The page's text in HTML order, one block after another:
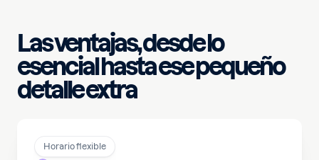
Las ventajas, desde lo
esencial hasta ese pequeño
detalle extra
Horario flexible